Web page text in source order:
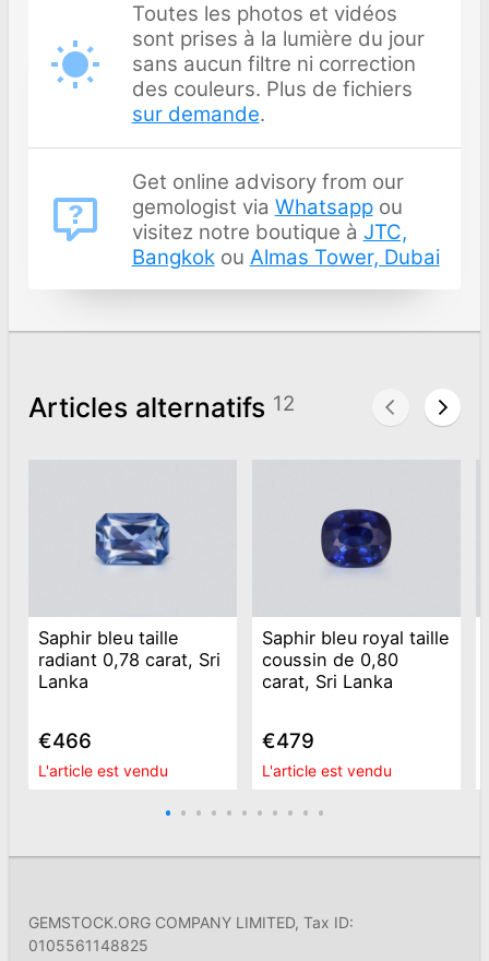
Toutes les photos et vidéos
sont prises à la lumière du jour
sans aucun filtre ni correction
des couleurs. Plus de fichiers
sur demande.
Get online advisory from our
gemologist via Whatsappou
visitez notre boutique à JTC,
Bangkok ou Almas Tower, Dubai
Articles alternatifs 12
Saphir bleu taille
radiant 0,78 carat, Sri
Lanka
€466
L'article est vendu
Saphir bleu royal taille
coussin de 0,80
carat, Sri Lanka
€479
L'article est vendu
GEMSTOCK.ORG COMPANY LIMITED, Tax ID:
0105561148825